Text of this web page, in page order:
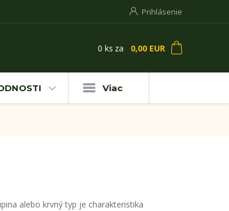
Prihlásenie
0 ks za 0,00 EUR
Viac
alebo krvný typ je charakteristika